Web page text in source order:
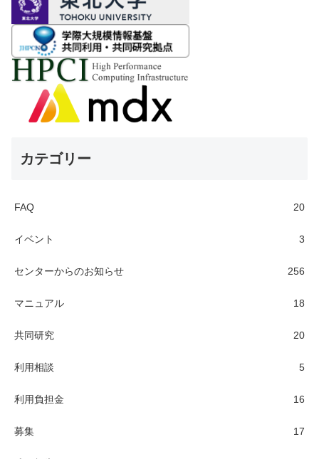
カテゴリー
FAQ 20
イベント 3
センターからのお知らせ 256
マニュアル 18
共同研究 20
利用相談 5
利用負担金 16
募集 17